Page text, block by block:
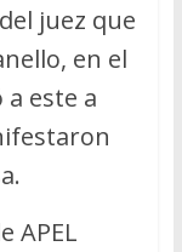
juez que
en el
este a
APEL